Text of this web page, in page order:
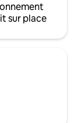
sur place